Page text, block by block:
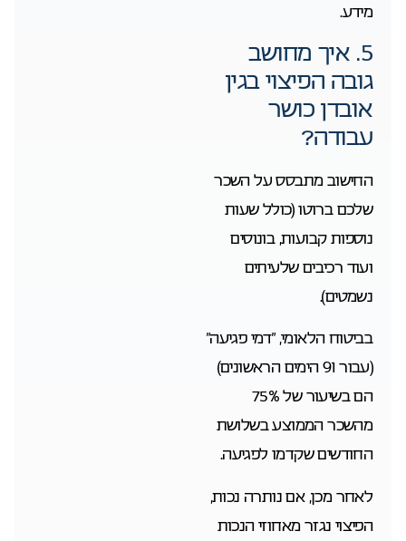
מידע.
5. איך מחושב
גובה הפיצוי בגין
אובדן כושר
עבודה?
החישוב מתבסס על השכר
שלכם ברוטו (כולל שעות
נוספות קבועות, בונוסים
ועוד רכיבים שלעיתים
נשמטים).
בביטוח הלאומי, “דמי פגיעה”
(עבור 91 הימים הראשונים)
הם בשיעור של 75%
מהשכר הממוצע בשלושת
החודשים שקדמו לפגיעה.
לאחר מכן, אם נותרה נכות,
הפיצוי נגזר מאחוזי הנכות